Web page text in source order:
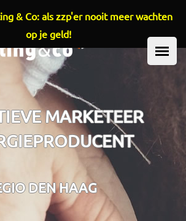
de inhoud gaan
MARKETEER
DEN HAAG
& Co: als zzp'er nooit meer wachten
op je geld!